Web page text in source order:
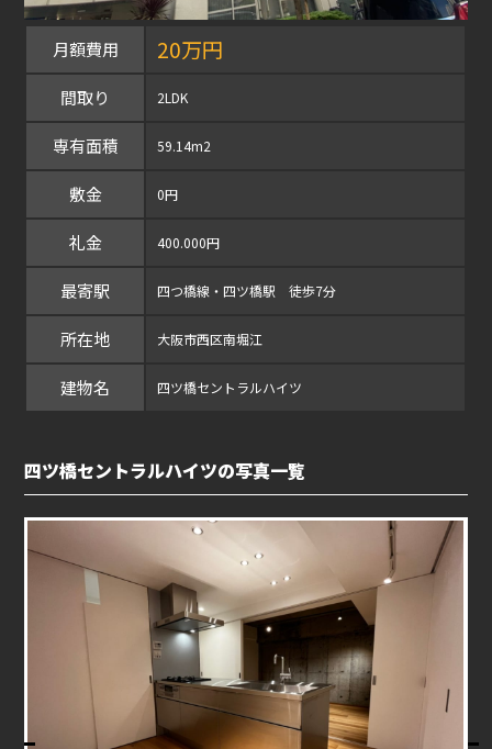
月額費用 20万円
間取り 2LDK
専有面積 59.14m2
敷金 0円
礼金 400.000円
最寄駅 四つ橋線・四ツ橋駅 徒歩7分
所在地 大阪市西区南堀江
建物名 四ツ橋セントラルハイツ
四ツ橋セントラルハイツの写真一覧